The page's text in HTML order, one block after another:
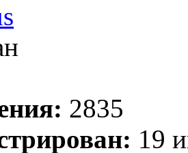
2835
19